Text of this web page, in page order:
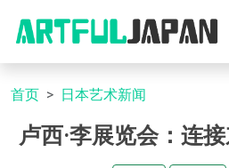
首页 日本艺术新闻
卢西·李展览会：连